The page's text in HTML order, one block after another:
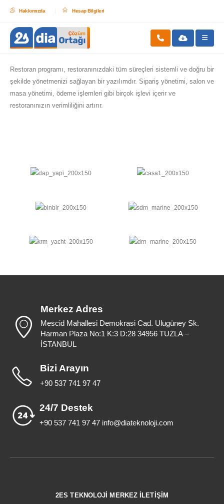
Hakkımızda Hesap Bilgileri
Restoran programı, restoranınızdaki tüm süreçleri sistemli ve doğru bir
şekilde yönetmenizi sağlayan bir yazılımdır. Sipariş yönetimi, salon ve
masa yönetimi, ödeme işlemleri gibi birçok işlevi içerir ve
restoranınızın verimliliğini artırır.
Merkez Adres
Mescid Mahallesi Demokrasi Cad. Ulugüney Sk.
Harman Plaza No:1 K:3 D:28 34956 TUZLA –
İSTANBUL
Bizi Arayın
+90 537 741 97 47
24/7 Destek
+90 537 741 97 47 info@diateknoloji.com
2ES TEKNOLOJİ MERKEZ İLETİŞİM